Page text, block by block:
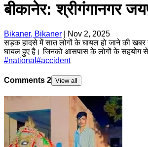
बीकानेर: श्रीगंगानगर
Bikaner, Bikaner
Nov 2, 2025
सड़क हादसे में सात लोगों के घायल हो जाने की खबर
घायल हुए है। जिनको आसपास के लोगों के सहयोग से
#national #accident
Comments 2 View all